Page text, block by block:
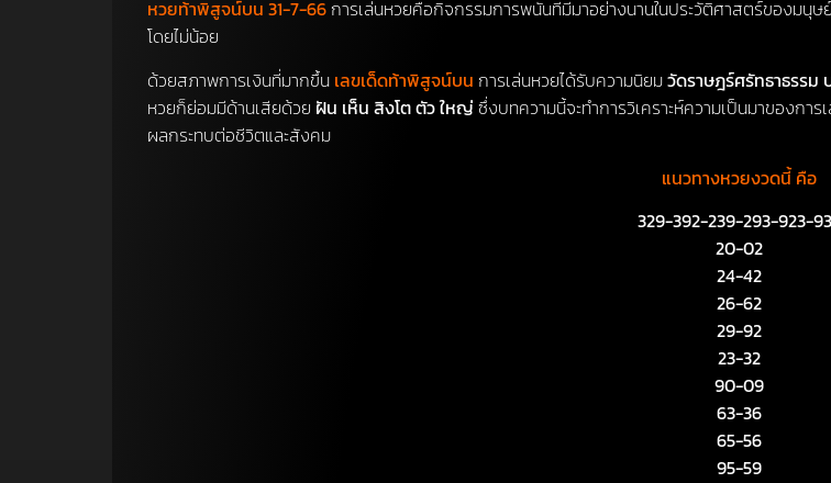
หวยท้าพิสูจน์บน 31-7-66การเล่นหวยคือกิจกรรมการพนันที่มีมาอย่างนานในประวัติศาสตร์ของมนุ
โดยไม่น้อย
ด้วยสภาพการเงินที่มากขึ้น เลขเด็ดท้าพิสูจน์บน การเล่นหวยได้รับความนิยมวัดราษฎร์ศรัทธาธรรม
หวยก็ย่อมมีด้านเสียด้วย ฝัน เห็น สิงโต ตัว ใหญ่ ซึ่งบทความนี้จะทำการวิเคราะห์ความเป็นมาของการ
ผลกระทบต่อชีวิตและสังคม
แนวทางหวยงวดนี้ คือ
329-392-239-293-923-
20-02
24-42
26-62
29-92
23-32
90-09
63-36
65-56
95-59